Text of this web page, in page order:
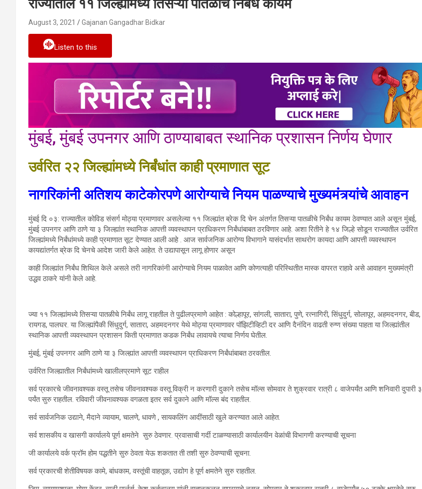
राज्यातील ११ जिल्ह्यांमध्ये तिसऱ्या पातळीचे निर्बंध कायम
August 3, 2021 Gajanan Gangadhar Bidkar
Listen to this
मुंबई, मुंबई उपनगर आणि ठाण्याबाबत स्थानिक प्रशासन निर्णय घेणार
उर्वरित २२ जिल्ह्यांमध्ये निर्बंधांत काही प्रमाणात सूट
नागरिकांनी अतिशय काटेकोरपणे आरोग्याचे नियम पाळण्याचे मुख्यमंत्र्यांचे आवाहन
मुंबई दि ०३: राज्यातील कोविड संसर्ग मोठ्या प्रमाणावर असलेल्या ११ जिल्ह्यांत ब्रेक दि चेन अंतर्गत तिसऱ्या पातळीचे निर्बंध कायम ठेवण्यात आले असून मुंबई,
मुंबई उपनगर आणि ठाणे या ३ जिल्ह्यांत स्थानिक आपत्ती व्यवस्थापन प्राधिकरण निर्बंधांबाबत ठरविणार आहे. अशा रितीने हे १४ जिल्हे सोडून राज्यातील उर्वरित
जिल्ह्यांमध्ये निर्बंधांमध्ये काही प्रमाणात सूट देण्यात आली आहे . आज सार्वजनिक आरोग्य विभागाने यासंदर्भात साथरोग कायदा आणि आपत्ती व्यवस्थापन
कायद्यांतर्गत ब्रेक दि चेनचे आदेश जारी केले आहेत. ते उद्यापासून लागू होणार असून
काही जिल्ह्यांत निर्बंध शिथिल केले असले तरी नागरिकांनी आरोग्याचे नियम पाळावेत आणि कोणत्याही परिस्थितीत मास्क वापरत राहावे असे आवाहन मुख्यमंत्री
उद्धव ठाकरे यांनी केले आहे.
ज्या ११ जिल्ह्यांमध्ये तिसऱ्या पातळीचे निर्बंध लागू राहतील ते पुढीलप्रमाणे आहेत : कोल्हापूर, सांगली, सातारा, पुणे, रत्नागिरी, सिंधुदुर्ग, सोलापूर, अहमदनगर, बीड,
रायगड, पालघर. या जिल्ह्यांपैकी सिंधुदुर्ग, सातारा, अहमदनगर येथे मोठ्या प्रमाणावर पॉझिटीव्हिटी दर आणि दैनंदिन वाढती रुग्ण संख्या पाहता या जिल्ह्यांतील
स्थानिक आपत्ती व्यवस्थापन प्रशासन किती प्रमाणात कडक निर्बंध लावायचे त्याचा निर्णय घेतील.
मुंबई, मुंबई उपनगर आणि ठाणे या ३ जिल्ह्यांत आपत्ती व्यवस्थापन प्राधिकरण निर्बंधांबाबत ठरवतील.
उर्वरित जिल्ह्यातील निर्बंधांमध्ये खालीलप्रमाणे सूट राहील
सर्व प्रकारचे जीवनावश्यक वस्तू तसेच जीवनावश्यक वस्तू विक्री न करणारी दुकाने तसेच मॉल्स सोमवार ते शुक्रवार रात्री ८ वाजेपर्यंत आणि शनिवारी दुपारी ३
पर्यंत सुरु राहतील. रविवारी जीवनावश्यक वगळता इतर सर्व दुकाने आणि मॉल्स बंद राहतील.
सर्व सार्वजनिक उद्याने, मैदाने व्यायाम, चालणे, धावणे , सायकलिंग आदींसाठी खुले करण्यात आले आहेत.
सर्व शासकीय व खासगी कार्यालये पूर्ण क्षमतेने सुरु ठेवणार. प्रवासाची गर्दी टाळण्यासाठी कार्यालयीन वेळांची विभागणी करण्याची सूचना
जी कार्यालये वर्क फ्रॉम होम पद्धतीने सुरु ठेवता येऊ शकतात ती तशी सुरु ठेवण्याची सूचना.
सर्व प्रकारची शेतीविषयक कामे, बांधकाम, वस्तूंची वाहतूक, उद्योग हे पूर्ण क्षमतेने सुरु राहतील.